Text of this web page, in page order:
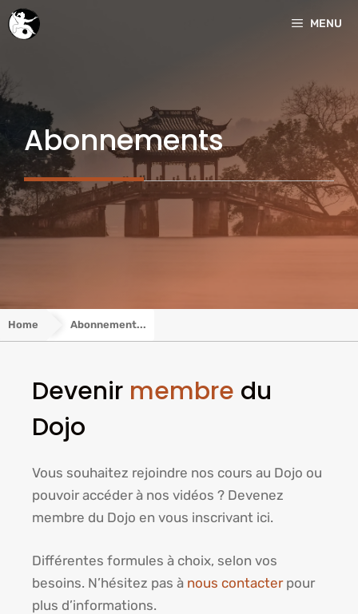
Aller
au
MENU
Abonnements
Home Abonnement...
Devenir membre du
Dojo
Vous souhaitez rejoindre nos cours au Dojo ou
pouvoir accéder à nos vidéos ? Devenez
membre du Dojo en vous inscrivant ici.
Différentes formules à choix, selon vos
besoins. N’hésitez pas à nous contacterpour
plus d’informations.